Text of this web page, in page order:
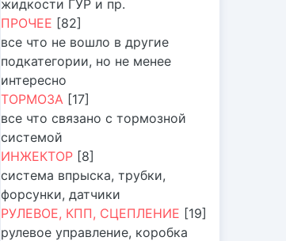
жидкости ГУР и пр.
ПРОЧЕЕ [82]
все что не вошло в другие
подкатегории, но не менее
интересно
ТОРМОЗА [17]
все что связано с тормозной
системой
ИНЖЕКТОР [8]
система впрыска, трубки,
форсунки, датчики
РУЛЕВОЕ, КПП, СЦЕПЛЕНИЕ [19]
рулевое управление, коробка